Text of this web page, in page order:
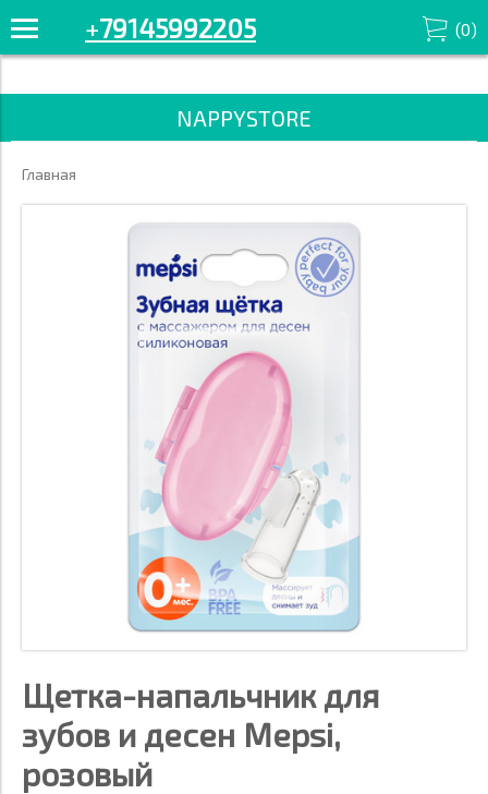
зубов» '/>
+79145992205 (0)
NAPPYSTORE
Главная
Щетка-напальчник для
зубов и десен Mepsi,
розовый